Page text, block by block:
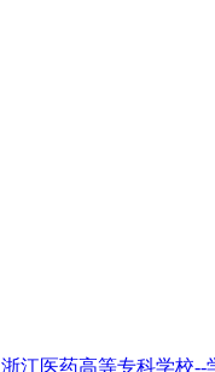
浙江医药高等专科学校--